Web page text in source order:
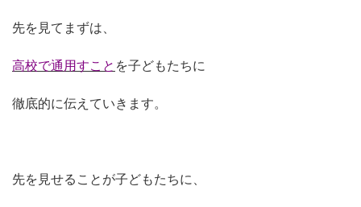
先を見てまずは、
高校で通用すこと を子どもたちに
徹底的に伝えていきます。
先を見せることが子どもたちに、